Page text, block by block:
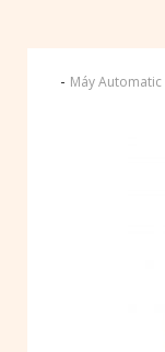
- Máy Automatic